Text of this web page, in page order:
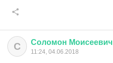
С Соломон Моисеевич
11:24, 04.06.2018